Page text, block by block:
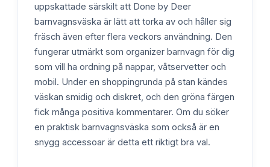
uppskattade särskilt att Done by Deer
barnvagnsväska är lätt att torka av och håller sig
fräsch även efter flera veckors användning. Den
fungerar utmärkt som organizer barnvagn för dig
som vill ha ordning på nappar, våtservetter och
mobil. Under en shoppingrunda på stan kändes
väskan smidig och diskret, och den gröna färgen
fick många positiva kommentarer. Om du söker
en praktisk barnvagnsväska som också är en
snygg accessoar är detta ett riktigt bra val.